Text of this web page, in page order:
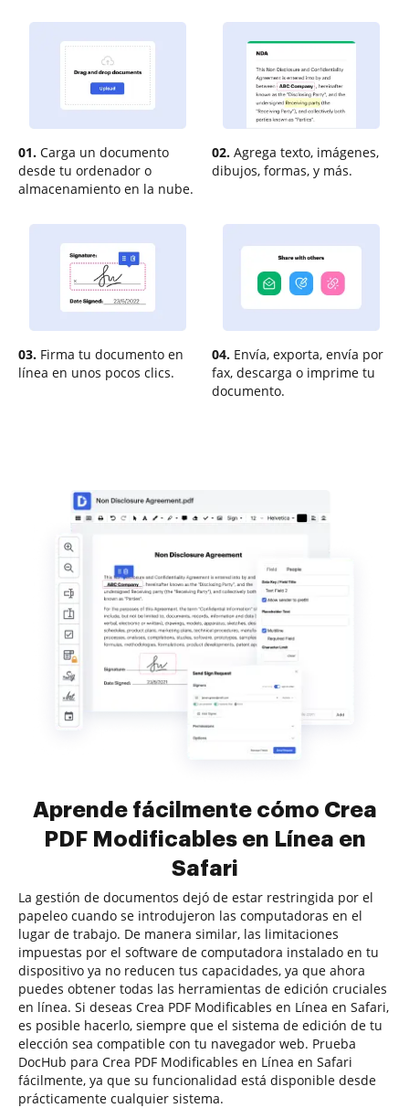
01. Carga un documento
desde tu ordenador o
almacenamiento en la nube.
02. Agrega texto, imágenes,
dibujos, formas, y más.
03. Firma tu documento en
línea en unos pocos clics.
04. Envía, exporta, envía por
fax, descarga o imprime tu
documento.
Aprende fácilmente cómo Crea
PDF Modificables en Línea en
Safari
La gestión de documentos dejó de estar restringida por el
papeleo cuando se introdujeron las computadoras en el
lugar de trabajo. De manera similar, las limitaciones
impuestas por el software de computadora instalado en tu
dispositivo ya no reducen tus capacidades, ya que ahora
puedes obtener todas las herramientas de edición cruciales
en línea. Si deseas Crea PDF Modificables en Línea en Safari,
es posible hacerlo, siempre que el sistema de edición de tu
elección sea compatible con tu navegador web. Prueba
DocHub para Crea PDF Modificables en Línea en Safari
fácilmente, ya que su funcionalidad está disponible desde
prácticamente cualquier sistema.